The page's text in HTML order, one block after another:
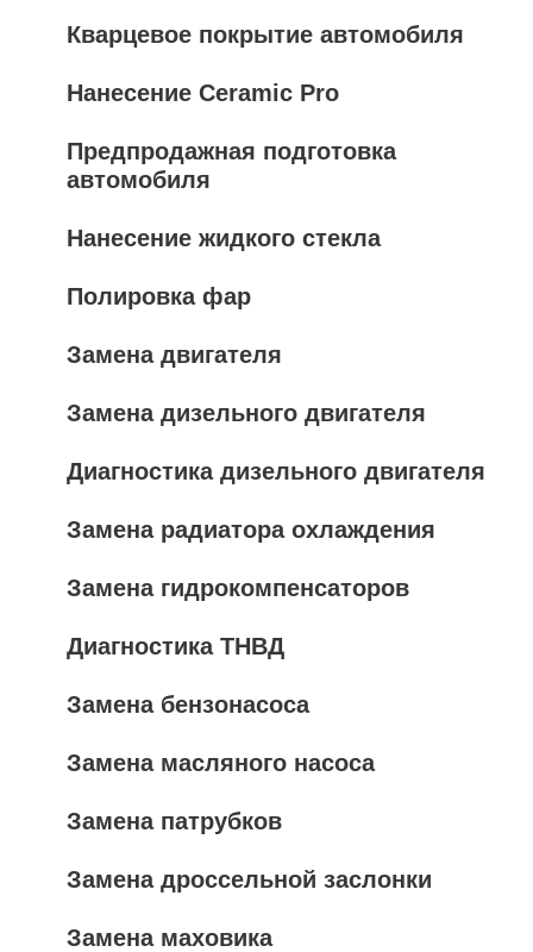
Кварцевое покрытие автомобиля
Нанесение Ceramic Pro
Предпродажная подготовка
автомобиля
Нанесение жидкого стекла
Полировка фар
Замена двигателя
Замена дизельного двигателя
Диагностика дизельного двигателя
Замена радиатора охлаждения
Замена гидрокомпенсаторов
Диагностика ТНВД
Замена бензонасоса
Замена масляного насоса
Замена патрубков
Замена дроссельной заслонки
Замена маховика